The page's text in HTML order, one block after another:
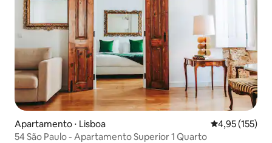
Apartamento ⋅ Lisboa 4,95 de uma
4,95 (155)
54 São Paulo - Apartamento Superior 1 Quarto